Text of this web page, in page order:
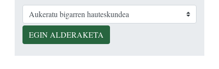
EGIN ALDERAKETA